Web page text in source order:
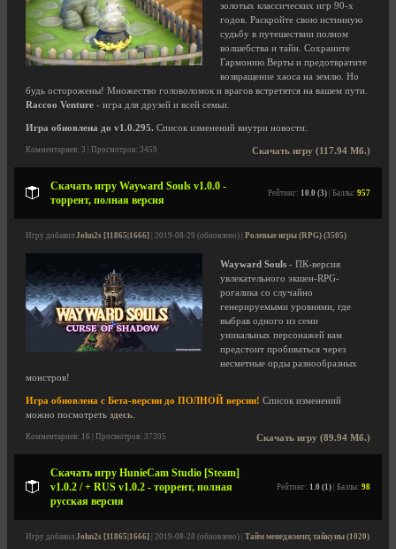
золотых классических игр 90-х
годов. Раскройте свою истинную
судьбу в путешествии полном
волшебства и тайн. Сохраните
Гармонию Верты и предотвратите
возвращение хаоса на землю. Но
будь осторожены! Множество головоломок и врагов встретятся на вашем пути.
Raccoo Venture - игра для друзей и всей семьи.
Игра обновлена до v1.0.295. Список изменений внутри новости.
Скачать игру (117.94 Мб.)
Комментариев: 3 | Просмотров: 3459
Скачать игру Wayward Souls v1.0.0 -
торрент, полная версия
Рейтинг: 10.0 (3) | Баллы: 957
Игру добавил John2s [11865|1666] | 2019-08-29 (обновлено) | Ролевые игры (RPG) (3505)
Wayward Souls - ПК-версия
увлекательного экшен-RPG-
рогалика со случайно
генерируемыми уровнями, где
выбрав одного из семи
уникальных персонажей вам
предстоит пробиваться через
несметные орды разнообразных
монстров!
Игра обновлена с Бета-версии до ПОЛНОЙ версии! Список изменений
можно посмотреть здесь
Скачать игру (89.94 Мб.)
Комментариев: 16 | Просмотров: 37395
Скачать игру HunieCam Studio [Steam]
v1.0.2 / + RUS v1.0.2 - торрент, полная
русская версия
Рейтинг: 1.0 (1) | Баллы: 98
Игру добавил John2s [11865|1666] | 2019-08-28 (обновлено) | Тайм менеджмент, тайкуны (1020)